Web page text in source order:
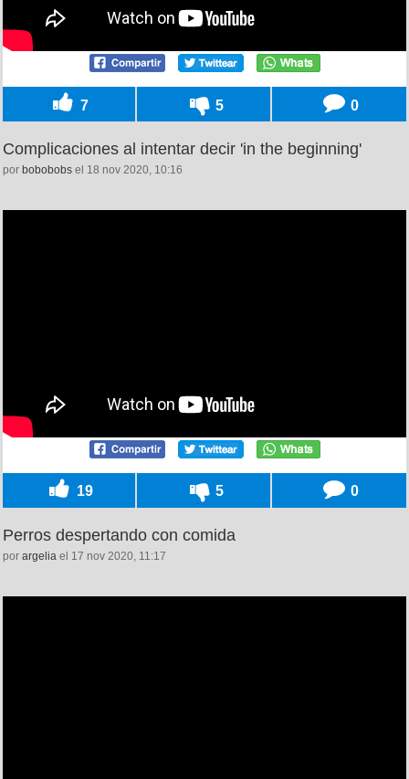
7 5 0
Complicaciones al intentar decir 'in the beginning'
por bobobobs el 18 nov 2020, 10:16
19 5 0
Perros despertando con comida
por argelia el 17 nov 2020, 11:17